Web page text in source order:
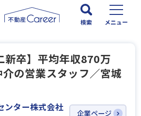
検索 メニュー
新卒】平均年収870万
の営業スタッフ／宮城
ンター株式会社
企業ページ